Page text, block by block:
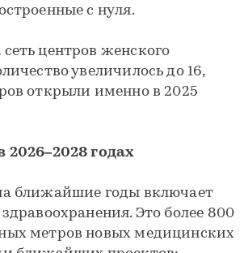
с нуля.
центров женского
увеличилось до 16,
открыли именно в 2025
2026–2028 годах
ближайшие годы включает
Это более 800
метров новых медицинских